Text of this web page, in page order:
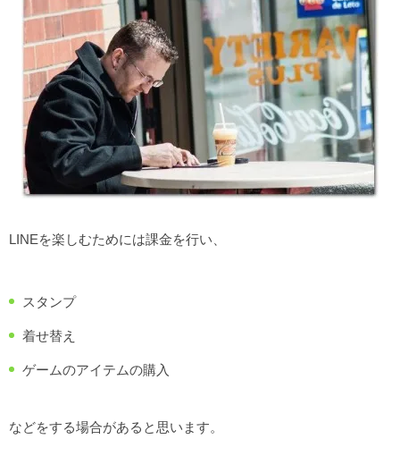
LINEを楽しむためには課金を行い、
スタンプ
着せ替え
ゲームのアイテムの購入
などをする場合があると思います。